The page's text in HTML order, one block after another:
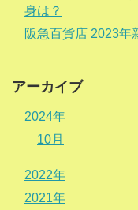
身は？
阪急百貨店 2023年
アーカイブ
2024年
10月
2022年
2021年